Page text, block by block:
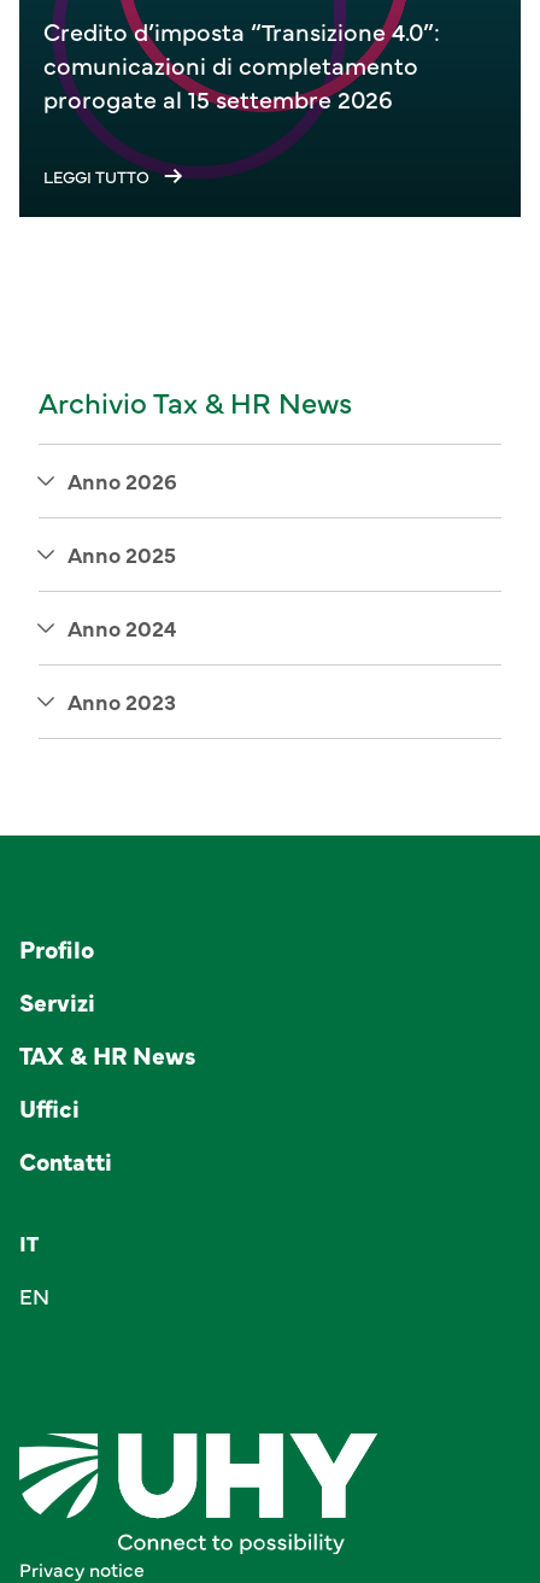
Credito d’imposta “Transizione 4.0”:
comunicazioni di completamento
prorogate al 15 settembre 2026
LEGGI TUTTO
Archivio Tax & HR News
Anno 2026
Anno 2025
Anno 2024
Anno 2023
Profilo
Servizi
TAX & HR News
Uffici
Contatti
IT
EN
Privacy notice